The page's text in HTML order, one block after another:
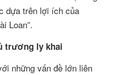
dựa trên lợi ích của
Loan”.
trương ly khai
những vấn đề lớn liên